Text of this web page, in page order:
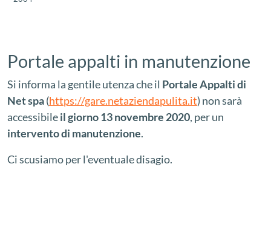
Portale appalti in manutenzione
Si informa la gentile utenza che il Portale Appalti di
Net spa(https://gare.netaziendapulita.it) non sarà
accessibileil giorno 13 novembre 2020, per un
intervento di manutenzione.
Ci scusiamo per l'eventuale disagio.